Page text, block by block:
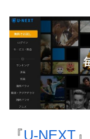
『U‐NEXT 』